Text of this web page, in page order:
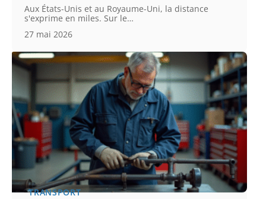
Aux États-Unis et au Royaume-Uni, la distance
s'exprime en miles. Sur le…
27 mai 2026
TRANSPORT